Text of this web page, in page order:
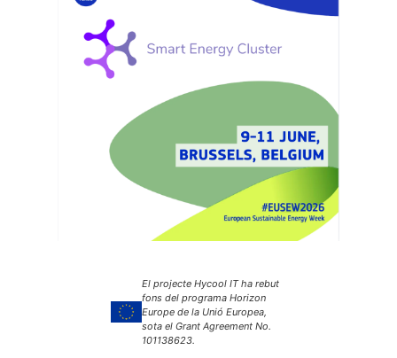
El projecte Hycool IT ha rebut
fons del programa Horizon
Europe de la Unió Europea,
sota el Grant Agreement No.
101138623.